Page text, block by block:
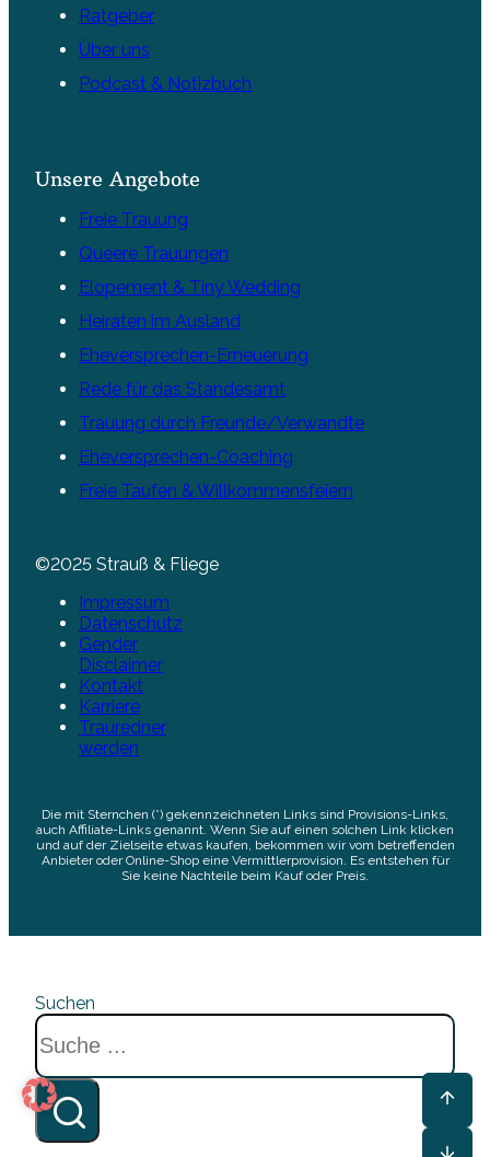
Ratgeber
Über uns
Podcast & Notizbuch
Unsere Angebote
Freie Trauung
Queere Trauungen
Elopement & Tiny Wedding
Heiraten im Ausland
Eheversprechen-Erneuerung
Rede für das Standesamt
Trauung durch Freunde/Verwandte
Eheversprechen-Coaching
Freie Taufen & Willkommensfeiern
©2025 Strauß & Fliege
Impressum
Datenschutz
Gender
Disclaimer
Kontakt
Karriere
Trauredner
werden
Die mit Sternchen (*) gekennzeichneten Links sind Provisions-Links,
auch Affiliate-Links genannt. Wenn Sie auf einen solchen Link klicken
und auf der Zielseite etwas kaufen, bekommen wir vom betreffenden
Anbieter oder Online-Shop eine Vermittlerprovision. Es entstehen für
Sie keine Nachteile beim Kauf oder Preis.
Suchen